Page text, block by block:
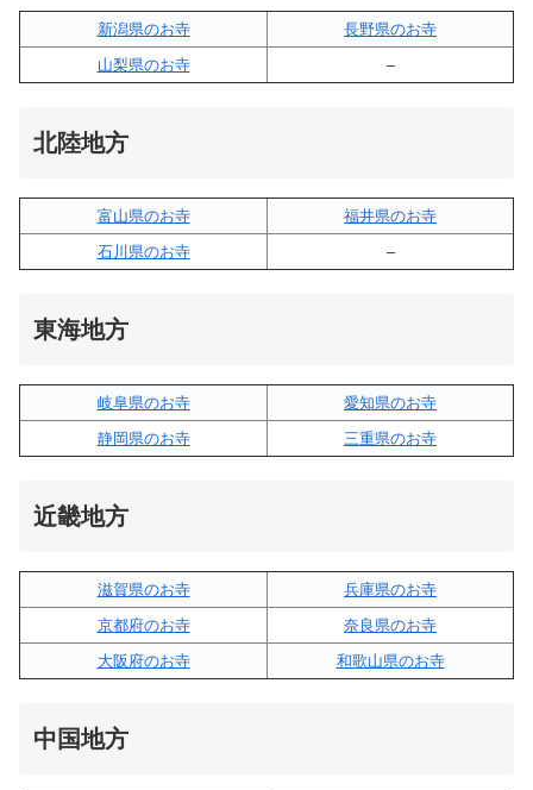
新潟県のお寺
長野県のお寺
山梨県のお寺
–
北陸地方
富山県のお寺
福井県のお寺
石川県のお寺
–
東海地方
岐阜県のお寺
愛知県のお寺
静岡県のお寺
三重県のお寺
近畿地方
滋賀県のお寺
兵庫県のお寺
京都府のお寺
奈良県のお寺
大阪府のお寺
和歌山県のお寺
中国地方